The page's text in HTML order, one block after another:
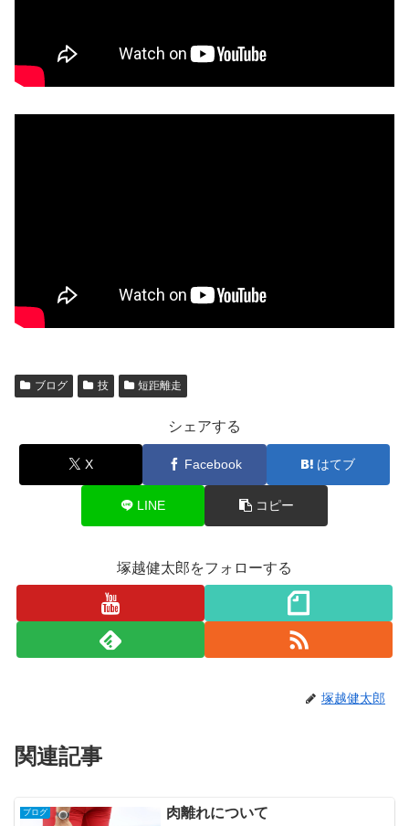
ブログ 技 短距離走
シェアする
X Facebook はてブ
LINE コピー
塚越健太郎をフォローする
塚越健太郎
関連記事
ブログ 肉離れについて